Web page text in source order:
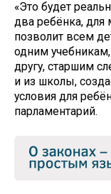
«Это будет
два ребёнка, для
позволит всем
одним
другу, старшим
и из школы,
условия для
парламентарий.